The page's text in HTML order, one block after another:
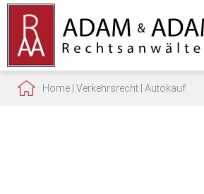
Home Verkehrsrecht Autokauf